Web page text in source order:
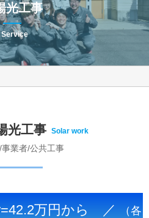
光工事
Service
光工事 Solar work
業者/公共工事
万円から ／
（各